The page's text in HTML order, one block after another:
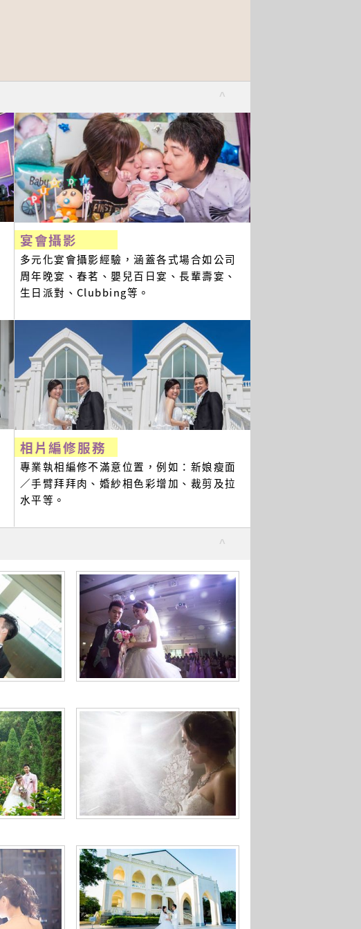
^
宴會攝影
多元化宴會攝影經驗，涵蓋各式場合如公司
周年晚宴、春茗、嬰兒百日宴、長輩壽宴、
生日派對、Clubbing等。
相片編修服務
專業執相編修不滿意位置，例如：新娘瘦面
／手臂拜拜肉、婚紗相色彩增加、裁剪及拉
水平等。
^